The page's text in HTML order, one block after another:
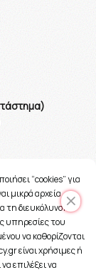
“cookies” για
μικρά αρχεία
τη διευκόλυνση
υπηρεσίες του
να καθορίζονται
είναι χρήσιμες ή
επιλέξει να